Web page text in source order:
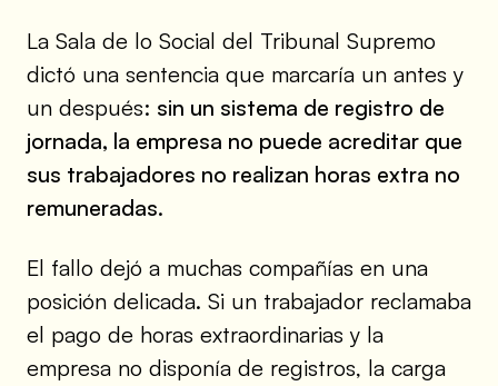
La Sala de lo Social del Tribunal Supremo
dictó una sentencia que marcaría un antes y
un después: sin un sistema de registro de
jornada, la empresa no puede acreditar que
sus trabajadores no realizan horas extra no
remuneradas.
El fallo dejó a muchas compañías en una
posición delicada. Si un trabajador reclamaba
el pago de horas extraordinarias y la
empresa no disponía de registros, la carga